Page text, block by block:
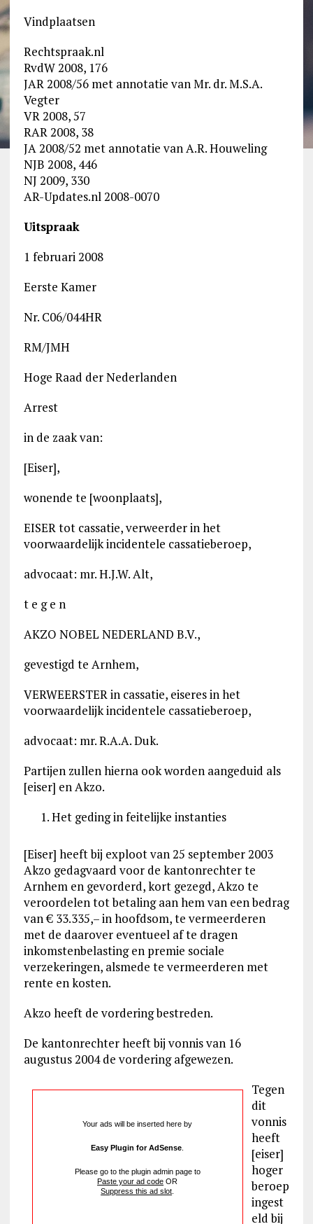
Vindplaatsen
Rechtspraak.nl
RvdW 2008, 176
JAR 2008/56 met annotatie van Mr. dr. M.S.A.
Vegter
VR 2008, 57
RAR 2008, 38
JA 2008/52 met annotatie van A.R. Houweling
NJB 2008, 446
NJ 2009, 330
AR-Updates.nl 2008-0070
Uitspraak
1 februari 2008
Eerste Kamer
Nr. C06/044HR
RM/JMH
Hoge Raad der Nederlanden
Arrest
in de zaak van:
[Eiser],
wonende te [woonplaats],
EISER tot cassatie, verweerder in het
voorwaardelijk incidentele cassatieberoep,
advocaat: mr. H.J.W. Alt,
t e g e n
AKZO NOBEL NEDERLAND B.V.,
gevestigd te Arnhem,
VERWEERSTER in cassatie, eiseres in het
voorwaardelijk incidentele cassatieberoep,
advocaat: mr. R.A.A. Duk.
Partijen zullen hierna ook worden aangeduid als
[eiser] en Akzo.
Het geding in feitelijke instanties
[Eiser] heeft bij exploot van 25 september 2003
Akzo gedagvaard voor de kantonrechter te
Arnhem en gevorderd, kort gezegd, Akzo te
veroordelen tot betaling aan hem van een bedrag
van € 33.335,– in hoofdsom, te vermeerderen
met de daarover eventueel af te dragen
inkomstenbelasting en premie sociale
verzekeringen, alsmede te vermeerderen met
rente en kosten.
Akzo heeft de vordering bestreden.
De kantonrechter heeft bij vonnis van 16
augustus 2004 de vordering afgewezen.
Your ads will be inserted here by
Easy Plugin for AdSense
Please go to the plugin admin page to
Paste your ad code OR
Suppress this ad slot
Tegen
dit
vonnis
heeft
[eiser]
hoger
beroep
ingest
eld bij